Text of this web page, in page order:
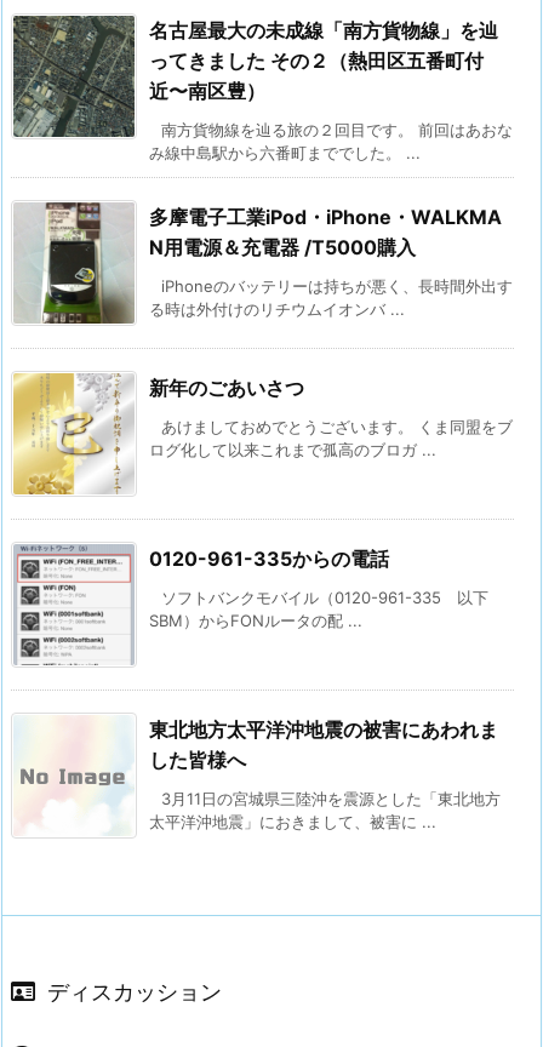
名古屋最大の未成線「南方貨物線」を辿
ってきました その２（熱田区五番町付
近〜南区豊）
南方貨物線を辿る旅の２回目です。 前回はあおな
み線中島駅から六番町まででした。 ...
多摩電子工業iPod・iPhone・WALKMA
N用電源＆充電器 /T5000購入
iPhoneのバッテリーは持ちが悪く、長時間外出す
る時は外付けのリチウムイオンバ ...
新年のごあいさつ
あけましておめでとうございます。 くま同盟をブ
ログ化して以来これまで孤高のブロガ ...
0120-961-335からの電話
ソフトバンクモバイル（0120-961-335 以下
SBM）からFONルータの配 ...
東北地方太平洋沖地震の被害にあわれま
した皆様へ
3月11日の宮城県三陸沖を震源とした「東北地方
太平洋沖地震」におきまして、被害に ...
ディスカッション